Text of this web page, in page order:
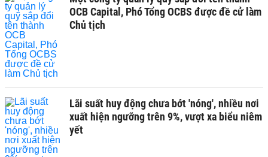
OCB Capital, Phó Tổng OCBS được đề cử làm
Chủ tịch
Lãi suất huy động chưa bớt 'nóng', nhiều nơi
xuất hiện ngưỡng trên 9%, vượt xa biểu niêm
yết